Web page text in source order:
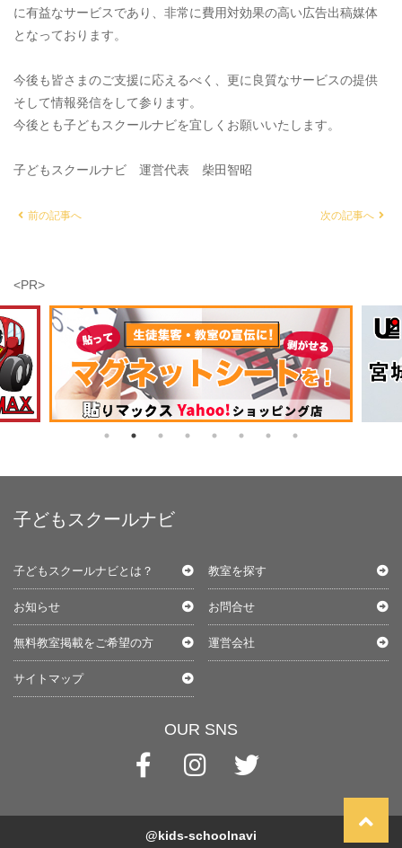
に有益なサービスであり、非常に費用対効果の高い広告出稿媒体
となっております。
今後も皆さまのご支援に応えるべく、更に良質なサービスの提供
そして情報発信をして参ります。
今後とも子どもスクールナビを宜しくお願いいたします。
子どもスクールナビ 運営代表 柴田智昭
前の記事へ 次の記事へ
<PR>
子どもスクールナビ
子どもスクールナビとは？ 教室を探す
お知らせ お問合せ
無料教室掲載をご希望の方 運営会社
サイトマップ
OUR SNS
@kids-schoolnavi